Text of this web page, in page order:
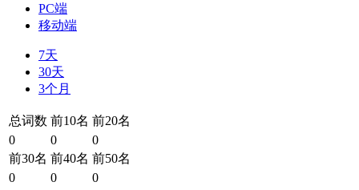
PC端
移动端
7天
30天
3个月
总词数 前10名 前20名
0
0
0
前30名 前40名 前50名
0
0 0